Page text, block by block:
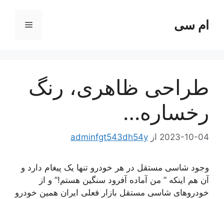
محتواام سی فهرست
طراحی ظاهری، رنگ
رخساره…
2023-10-04 از adminfgt543dh54y
وجود شاسی مستقل در هر خودرو تنها یک پیغام دارد و
آن هم اینکه ” من آماده آفرود سنگین هستم!” و از
خودروهای شاسی مستقل بازار فعلی ایران همین خودرو